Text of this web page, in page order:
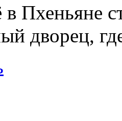
Пхеньяне
дворец,